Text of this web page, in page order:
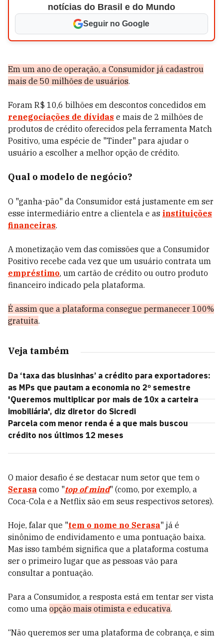
notícias do Brasil e do Mundo
Seguir no Google
Em um ano de operação, a Consumidor já cadastrou
mais de 50 milhões de usuários.
Foram R$ 10,6 bilhões em descontos concedidos em
renegociações de dívidas e mais de 2 milhões de
produtos de crédito oferecidos pela ferramenta Match
Positivo, uma espécie de "Tinder" para ajudar o
usuário a escolher a melhor opção de crédito.
Qual o modelo de negócio?
O "ganha-pão" da Consumidor está justamente em ser
esse intermediário entre a clientela e as instituições
financeiras.
A monetização vem das comissões que a Consumidor
Positivo recebe cada vez que um usuário contrata um
empréstimo, um cartão de crédito ou outro produto
financeiro indicado pela plataforma.
É assim que a plataforma consegue permanecer 100%
gratuita.
Veja também
Da ‘taxa das blusinhas’ a crédito para exportadores:
as MPs que pautam a economia no 2º semestre
'Queremos multiplicar por mais de 10x a carteira
imobiliária', diz diretor do Sicredi
Parcela com menor renda é a que mais buscou
crédito nos últimos 12 meses
O maior desafio é se destacar num setor que tem o
Serasa como "top of mind" (como, por exemplo, a
Coca-Cola e a Netflix são em seus respectivos setores).
Hoje, falar que "tem o nome no Serasa" já é
sinônimo de endividamento e uma pontuação baixa.
Mas isso também significa que a plataforma costuma
ser o primeiro lugar que as pessoas vão para
consultar a pontuação.
Para a Consumidor, a resposta está em tentar ser vista
como uma opção mais otimista e educativa.
“Não queremos ser uma plataforma de cobrança, e sim